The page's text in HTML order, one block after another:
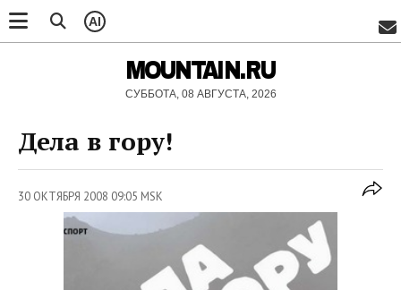
AI
MOUNTAIN.RU
СУББОТА, 08 АВГУСТА, 2026
Дела в гору!
30 ОКТЯБРЯ 2008 09:05 MSK